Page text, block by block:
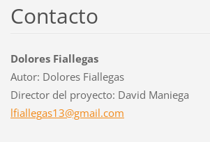
Contacto
Dolores Fiallegas
Autor: Dolores Fiallegas
Director del proyecto: David Maniega
lfiallegas13@gmail.com